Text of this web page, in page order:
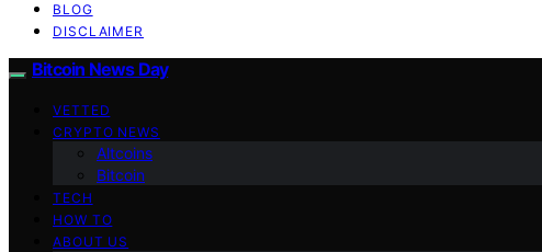
BLOG
DISCLAIMER
Bitcoin News Day
VETTED
CRYPTO NEWS
Altcoins
Bitcoin
TECH
HOW TO
ABOUT US